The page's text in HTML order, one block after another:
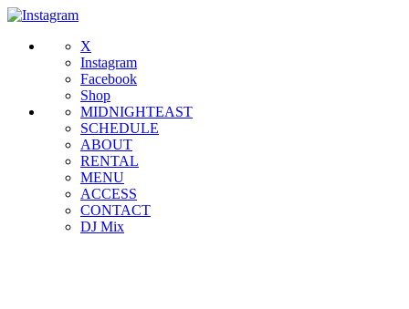
X
Instagram
Facebook
Shop
MIDNIGHTEAST
SCHEDULE
ABOUT
RENTAL
MENU
ACCESS
CONTACT
DJ Mix